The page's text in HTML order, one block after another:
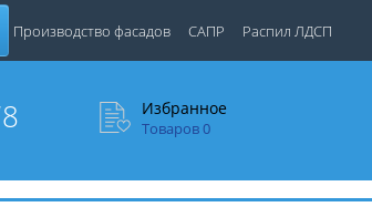
Производство фасадов САПР Распил ЛДСП
Избранное
Товаров0